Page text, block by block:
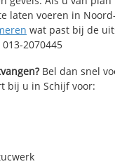
laten voeren in
wat past bij de
2070445
Bel dan snel
bij u in Schijf voor: